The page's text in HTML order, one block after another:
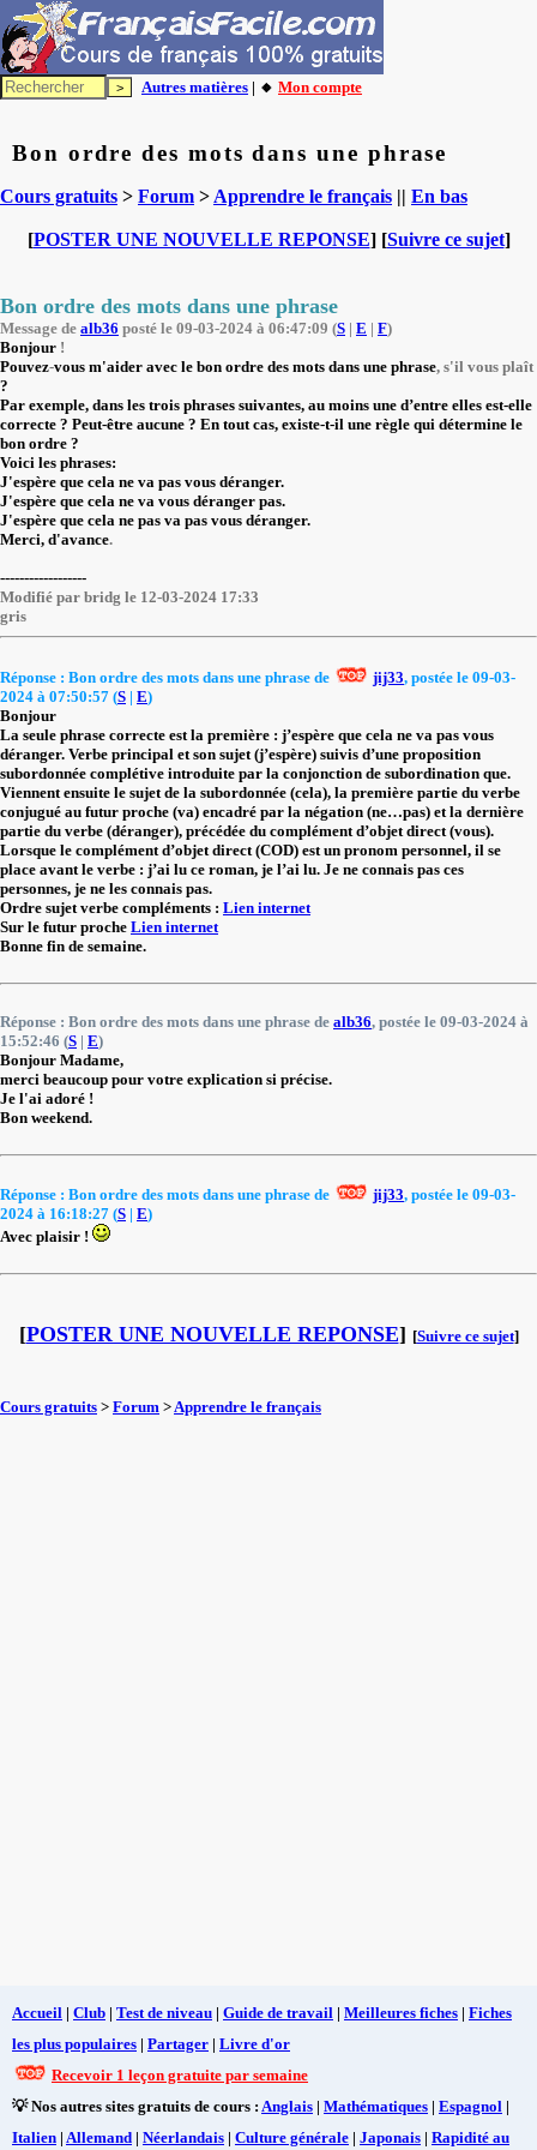
Autres matières | 🔸 Mon compte
Bon ordre des mots dans une phrase
Cours gratuits > Forum > Apprendre le français || En bas
[POSTER UNE NOUVELLE REPONSE] [Suivre ce sujet]
Bon ordre des mots dans une phrase
Message de alb36 posté le 09-03-2024 à 06:47:09 (S | E | F)
Bonjour !
Pouvez-vous m'aider avec le bon ordre des mots dans une phrase, s'il vous plaît
?
Par exemple, dans les trois phrases suivantes, au moins une d’entre elles est-elle
correcte ? Peut-être aucune ? En tout cas, existe-t-il une règle qui détermine le
bon ordre ?
Voici les phrases:
J'espère que cela ne va pas vous déranger.
J'espère que cela ne va vous déranger pas.
J'espère que cela ne pas va pas vous déranger.
Merci, d'avance.
------------------
Modifié par bridg le 12-03-2024 17:33
gris
Réponse : Bon ordre des mots dans une phrase de jij33, postée le 09-03-
2024 à 07:50:57 (S | E)
Bonjour
La seule phrase correcte est la première : j’espère que cela ne va pas vous
déranger. Verbe principal et son sujet (j’espère) suivis d’une proposition
subordonnée complétive introduite par la conjonction de subordination que.
Viennent ensuite le sujet de la subordonnée (cela), la première partie du verbe
conjugué au futur proche (va) encadré par la négation (ne…pas) et la dernière
partie du verbe (déranger), précédée du complément d’objet direct (vous).
Lorsque le complément d’objet direct (COD) est un pronom personnel, il se
place avant le verbe : j’ai lu ce roman, je l’ai lu. Je ne connais pas ces
personnes, je ne les connais pas.
Ordre sujet verbe compléments : Lien internet
Sur le futur proche Lien internet
Bonne fin de semaine.
Réponse : Bon ordre des mots dans une phrase de alb36, postée le 09-03-2024 à
15:52:46 (S | E)
Bonjour Madame,
merci beaucoup pour votre explication si précise.
Je l'ai adoré !
Bon weekend.
Réponse : Bon ordre des mots dans une phrase de jij33, postée le 09-03-
2024 à 16:18:27 (S | E)
Avec plaisir !
[POSTER UNE NOUVELLE REPONSE] [Suivre ce sujet]
Cours gratuits > Forum > Apprendre le français
Accueil | Club | Test de niveau | Guide de travail | Meilleures fiches | Fiches
les plus populaires | Partager | Livre d'or
Recevoir 1 leçon gratuite par semaine
💡 Nos autres sites gratuits de cours : Anglais | Mathématiques | Espagnol |
Italien | Allemand | Néerlandais | Culture générale | Japonais | Rapidité au